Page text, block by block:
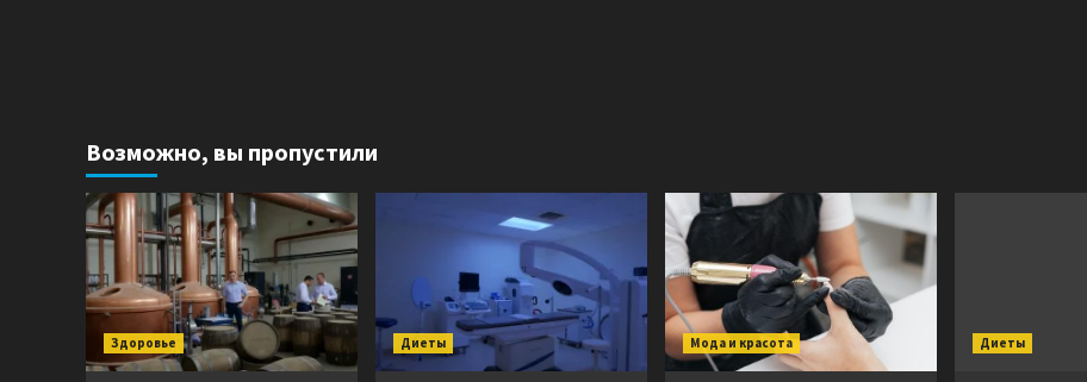
Возможно, вы пропустили
Здоровье Диеты Мода и красота Диеты